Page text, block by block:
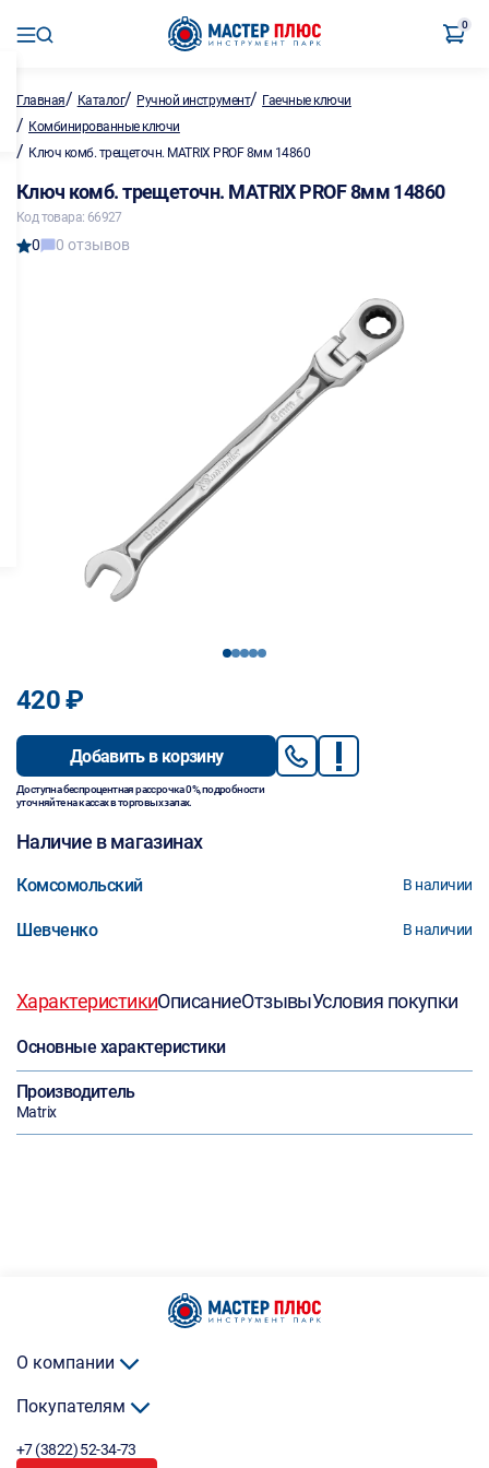
0
Главная/ Каталог/ Ручной инструмент/ Гаечные ключи
/ Комбинированные ключи
/ Ключ комб. трещеточн. MATRIX PROF 8мм 14860
Ключ комб. трещеточн. MATRIX PROF 8мм 14860
Код товара: 66927
0 0 отзывов
12345
420 ₽
Добавить в корзину
Доступна беспроцентная рассрочка 0%, подробности
уточняйте на кассах в торговых залах.
Наличие в магазинах
Комсомольский В наличии
Шевченко В наличии
ХарактеристикиОписаниеОтзывыУсловия покупки
Основные характеристики
Производитель
Matrix
О компании
Покупателям
+7 (3822) 52-34-73